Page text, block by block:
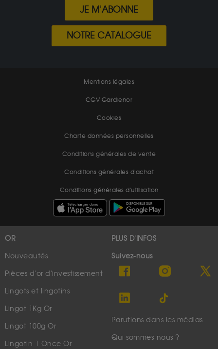
JE M'ABONNE
NOTRE CATALOGUE
Mentions légales
CGV Gardienor
Cookies
Charte données personnelles
Conditions générales de vente
Conditions générales d'achat
Conditions générales d'utilisation
OR
Nouveautés
Pièces d'or d'investissement
Lingots et lingotins
Lingot 1Kg Or
Lingot 100g Or
Lingotin 1 Once Or
PLUS D'INFOS
Suivez-nous
Parutions dans les médias
Qui sommes-nous ?